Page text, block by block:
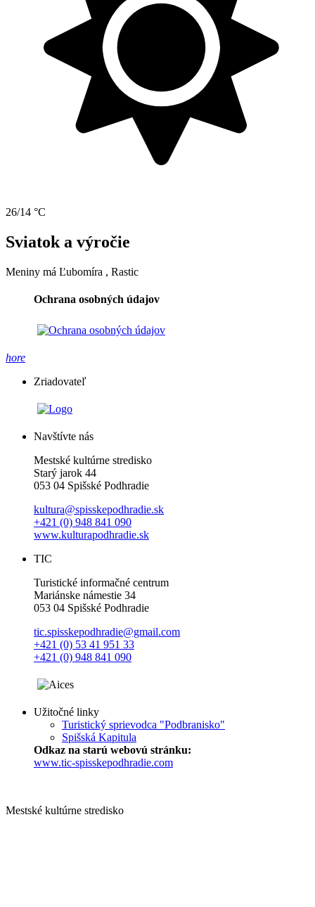
26/14 °C
Sviatok a výročie
Meniny má Ľubomíra , Rastic
Ochrana osobných údajov
hore
Zriadovateľ
Navštívte nás
Mestské kultúrne stredisko
Starý jarok 44
053 04 Spišské Podhradie
kultura@spisskepodhradie.sk
+421 (0) 948 841 090
www.kulturapodhradie.sk
TIC
Turistické informačné centrum
Mariánske námestie 34
053 04 Spišské Podhradie
tic.spisskepodhradie@gmail.com
+421 (0) 53 41 951 33
+421 (0) 948 841 090
Užitočné linky
Turistický sprievodca "Podbranisko"
Spišská Kapitula
Odkaz na starú webovú stránku:
www.tic-spisskepodhradie.com
Mestské kultúrne stredisko